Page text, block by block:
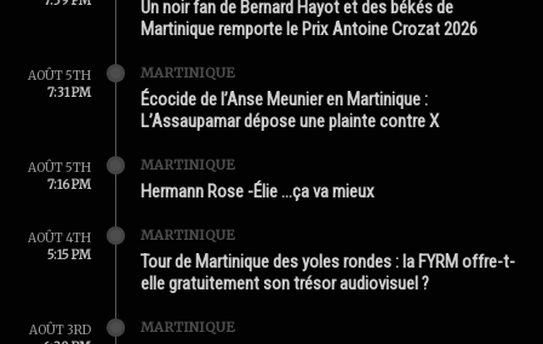
Un noir fan de Bernard Hayot et des békés de
Martinique remporte le Prix Antoine Crozat 2026
AOÛT 5TH
7:31 PM
MARTINIQUE
Écocide de l’Anse Meunier en Martinique :
L’Assaupamar dépose une plainte contre X
AOÛT 5TH
7:16 PM
MARTINIQUE
Hermann Rose -Élie …ça va mieux
AOÛT 4TH
5:15 PM
MARTINIQUE
Tour de Martinique des yoles rondes : la FYRM offre-t-
elle gratuitement son trésor audiovisuel ?
AOÛT 3RD
MARTINIQUE